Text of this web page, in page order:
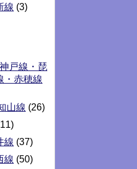
線 (3)
戸線・琵
・赤穂線
山線 (26)
線 (37)
線 (50)